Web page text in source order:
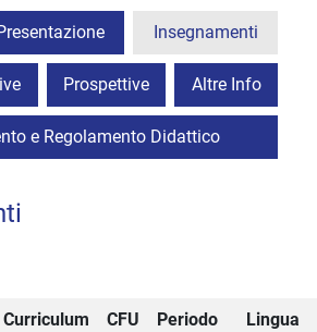
Insegnamenti
Prospettive Altre Info
e Regolamento Didattico
Curriculum CFU Periodo Lingua